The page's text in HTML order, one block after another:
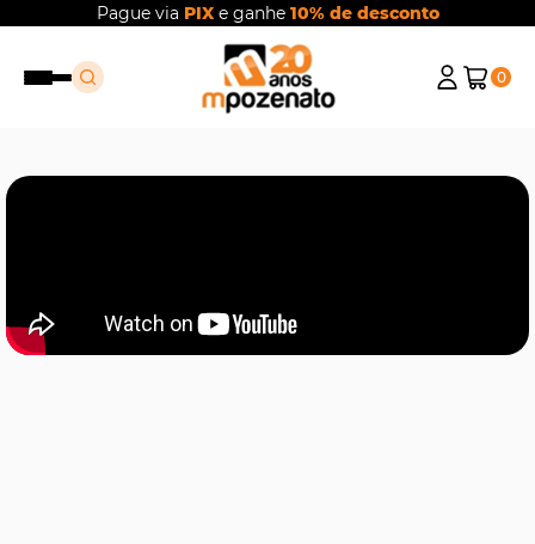
Pague via PIXe ganhe 10% de desconto
0